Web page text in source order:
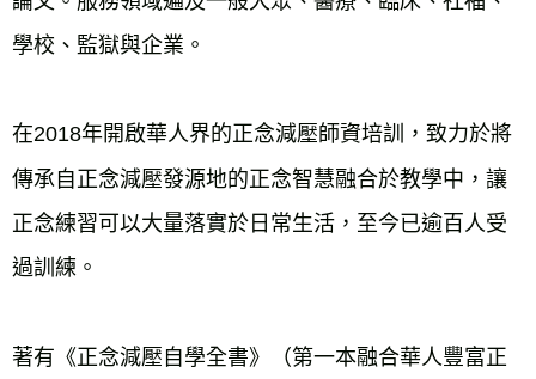
學校、監獄與企業。
在2018年開啟華人界的正念減壓師資培訓，致力於將
傳承自正念減壓發源地的正念智慧融合於教學中，讓
正念練習可以大量落實於日常生活，至今已逾百人受
過訓練。
著有《正念減壓自學全書》（第一本融合華人豐富正